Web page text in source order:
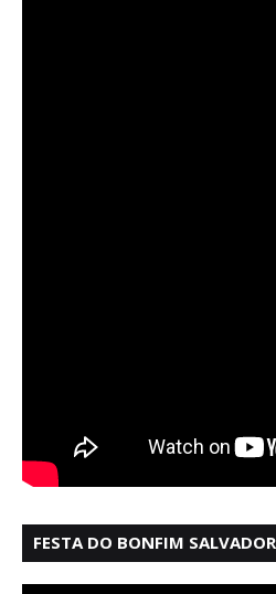
FESTA DO BONFIM